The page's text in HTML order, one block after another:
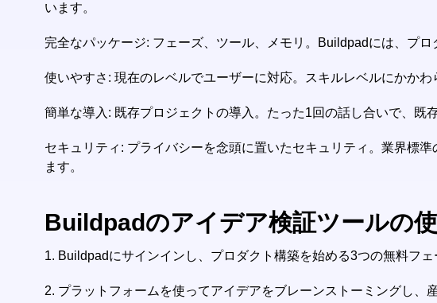
います。
完全なパッケージ: フェーズ、ツール、メモリ。Buildpadには、プ
使いやすさ: 現在のレベルでユーザーに対応。スキルレベルにかか
簡単な導入: 既存プロジェクトの導入。たった1回の話し合いで、既
セキュリティ: プライバシーを念頭に置いたセキュリティ。業界標
ます。
Buildpadのアイデア検証ツールの
1. Buildpadにサインインし、プロダクト構築を始める3つの無料フェ
2. プラットフォームを使ってアイデアをブレーンストーミングし、